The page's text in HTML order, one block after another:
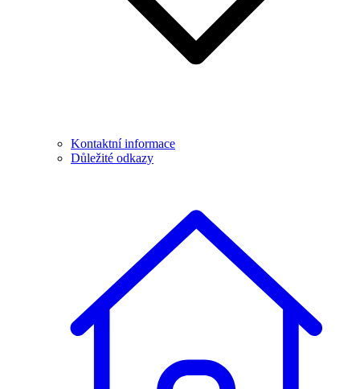
Kontaktní informace
Důležité odkazy